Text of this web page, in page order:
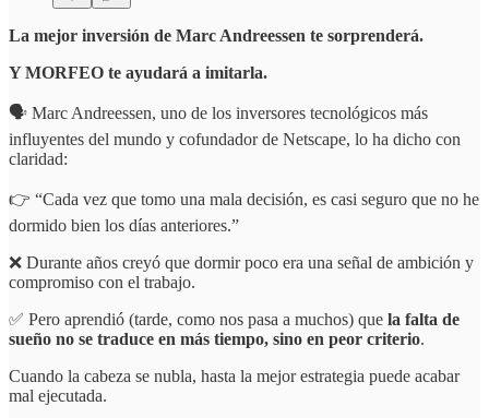
La mejor inversión de Marc Andreessen te sorprenderá.
Y MORFEO te ayudará a imitarla.
🗣️ Marc Andreessen, uno de los inversores tecnológicos más
influyentes del mundo y cofundador de Netscape, lo ha dicho con
claridad:
👉 “Cada vez que tomo una mala decisión, es casi seguro que no he
dormido bien los días anteriores.”
❌ Durante años creyó que dormir poco era una señal de ambición y
compromiso con el trabajo.
✅ Pero aprendió (tarde, como nos pasa a muchos) que la falta de
sueño no se traduce en más tiempo, sino en peor criterio.
Cuando la cabeza se nubla, hasta la mejor estrategia puede acabar
mal ejecutada.